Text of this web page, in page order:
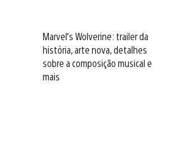
Marvel’s Wolverine: trailer da
história, arte nova, detalhes
sobre a composição musical e
mais